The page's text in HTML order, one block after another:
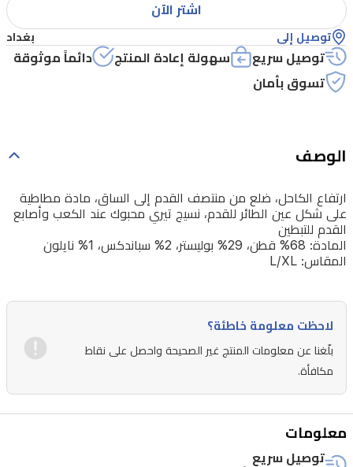
اشتر الآن
توصيل إلى بغداد
توصيل سريع سهولة إعادة المنتج
دائماً موثوقة
تسوق بأمان
الوصف
ارتفاع الكاحل، ضلع من منتصف القدم إلى الساق، مادة مطاطية
على شكل عين الطائر للقدم، نسيج تيري محبوك عند الكعب وأصابع
القدم للتبطين
المادة: 68% قطن، 29% بوليستر، 2% سباندكس، 1% نايلون
المقاس: L/XL
لاحظت معلومة خاطئة؟
بلّغنا عن معلومات المنتج غير الصحيحة واحصل على نقاط
مكافأة.
معلومات
توصيل سريع